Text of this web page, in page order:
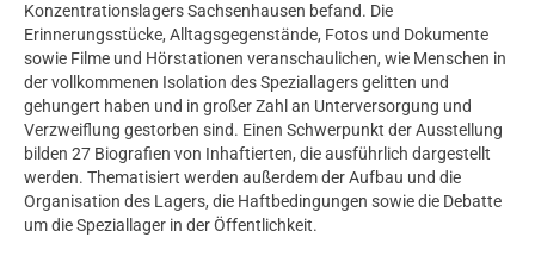
Konzentrationslagers Sachsenhausen befand. Die
Erinnerungsstücke, Alltagsgegenstände, Fotos und Dokumente
sowie Filme und Hörstationen veranschaulichen, wie Menschen in
der vollkommenen Isolation des Speziallagers gelitten und
gehungert haben und in großer Zahl an Unterversorgung und
Verzweiflung gestorben sind. Einen Schwerpunkt der Ausstellung
bilden 27 Biografien von Inhaftierten, die ausführlich dargestellt
werden. Thematisiert werden außerdem der Aufbau und die
Organisation des Lagers, die Haftbedingungen sowie die Debatte
um die Speziallager in der Öffentlichkeit.